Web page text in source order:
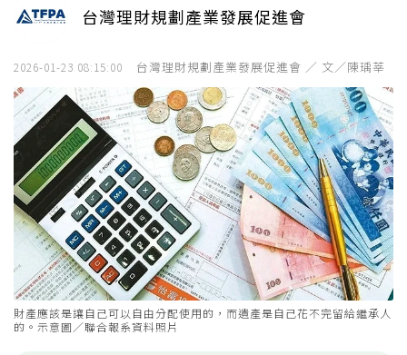
台灣理財規劃產業發展促進會
2026-01-23 08:15:00 台灣理財規劃產業發展促進會 ／ 文／陳瑀莘
財產應該是讓自己可以自由分配使用的，而遺產是自己花不完留給繼承人
的。示意圖／聯合報系資料照片